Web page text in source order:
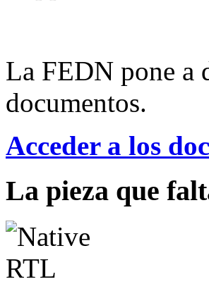
La FEDN pone a
documentos.
Acceder a los
La pieza que